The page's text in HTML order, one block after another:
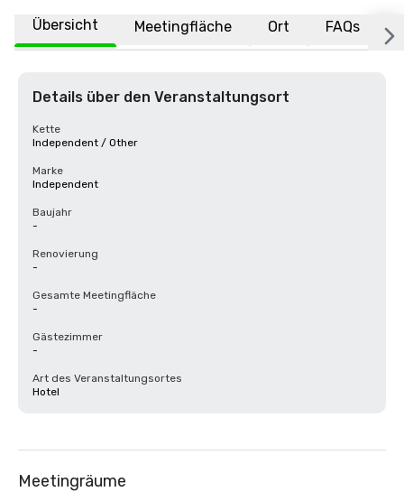
Übersicht Meetingfläche Ort FAQs
Details über den Veranstaltungsort
Kette
Independent / Other
Marke
Independent
Baujahr
-
Renovierung
-
Gesamte Meetingfläche
-
Gästezimmer
-
Art des Veranstaltungsortes
Hotel
Meetingräume